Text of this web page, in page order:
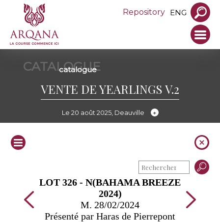
Repository ENG
CATALOGUE
catalogue
VENTE DE YEARLINGS V.2
Le 20 août 2025, Deauville
LOT 326 - N(BAHAMA BREEZE
2024)
M. 28/02/2024
Présenté par Haras de Pierrepont